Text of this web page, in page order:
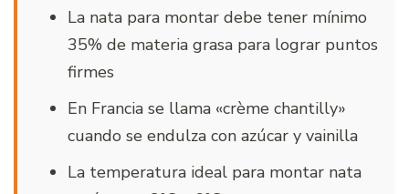
La nata para montar debe tener mínimo
35% de materia grasa para lograr puntos
firmes
En Francia se llama «crème chantilly»
cuando se endulza con azúcar y vainilla
La temperatura ideal para montar nata